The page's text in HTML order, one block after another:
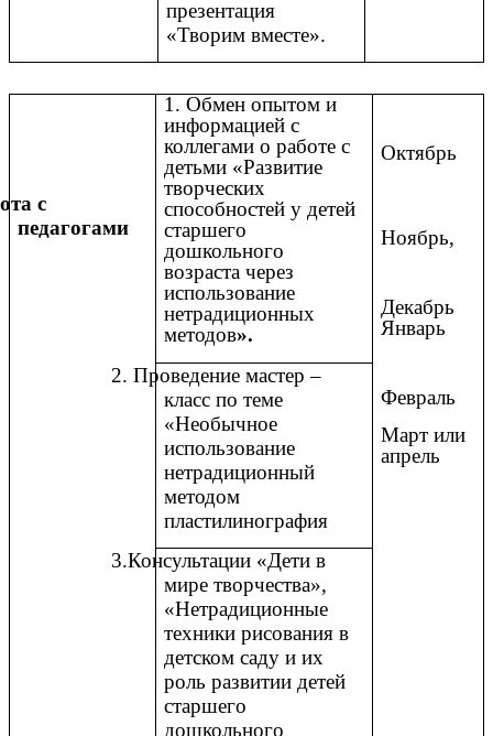
презентация
«Творим вместе».
с
педагогами
1. Обмен опытом и
информацией с
коллегами о работе с
детьми «Развитие
творческих
способностей у детей
старшего
дошкольного
возраста через
использование
нетрадиционных
методов».
Октябрь
Ноябрь,
Декабрь
Январь
Февраль
Март или
апрель
2. Проведение мастер –
класс по теме
«Необычное
использование
нетрадиционный
методом
пластилинография
3.Консультации «Дети в
мире творчества»,
«Нетрадиционные
техники рисования в
детском саду и их
роль развитии детей
старшего
дошкольного